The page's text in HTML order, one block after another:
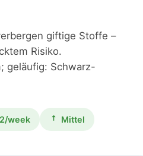
giftige Stoffe –
Risiko.
geläufig: Schwarz-
week Mittel